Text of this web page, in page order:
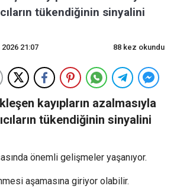
tükendiğinin sinyalini
21:07 88 kez okundu
kayıpların azalmasıyla
tükendiğinin sinyalini
önemli gelişmeler yaşanıyor.
aşamasına giriyor olabilir.